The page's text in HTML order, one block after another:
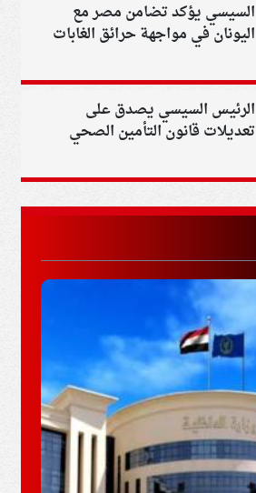
السيسي يؤكد تضامن مصر مع
اليونان في مواجهة حرائق الغابات
الرئيس السيسي يصدق على
تعديلات قانون التأمين الصحي